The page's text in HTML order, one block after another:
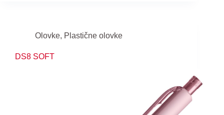
Olovke, Plastične olovke
DS8 SOFT